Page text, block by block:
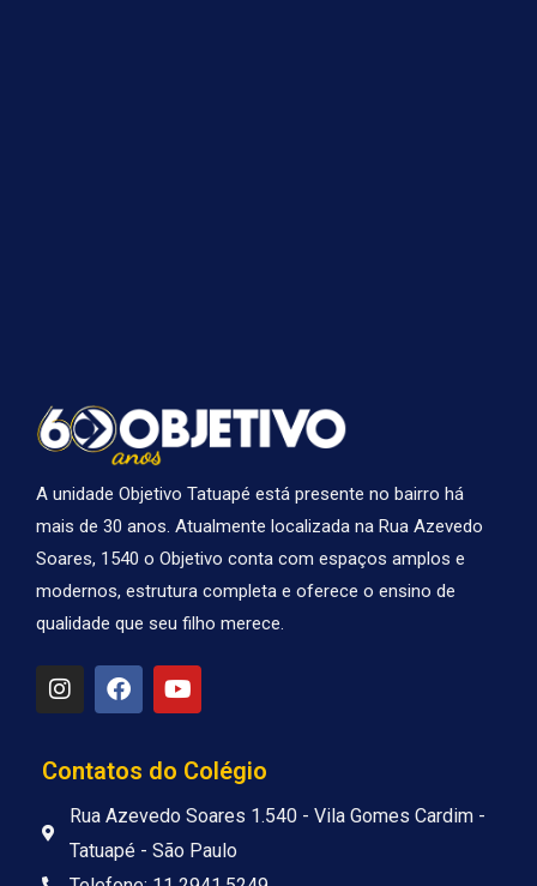
A unidade Objetivo Tatuapé está presente no bairro há
mais de 30 anos. Atualmente localizada na Rua Azevedo
Soares, 1540 o Objetivo conta com espaços amplos e
modernos, estrutura completa e oferece o ensino de
qualidade que seu filho merece.
I
n
s
a
a
m
F
a
c
b
o
k
Y
o
u
u
e
Contatos do Colégio
Rua Azevedo Soares 1.540 - Vila Gomes Cardim -
Tatuapé - São Paulo